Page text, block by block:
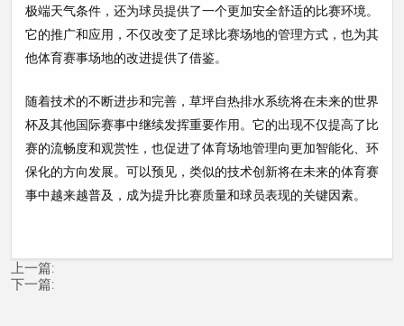
极端天气条件，还为球员提供了一个更加安全舒适的比赛环境。
它的推广和应用，不仅改变了足球比赛场地的管理方式，也为其
他体育赛事场地的改进提供了借鉴。
随着技术的不断进步和完善，草坪自热排水系统将在未来的世界
杯及其他国际赛事中继续发挥重要作用。它的出现不仅提高了比
赛的流畅度和观赏性，也促进了体育场地管理向更加智能化、环
保化的方向发展。可以预见，类似的技术创新将在未来的体育赛
事中越来越普及，成为提升比赛质量和球员表现的关键因素。
上一篇:
下一篇: